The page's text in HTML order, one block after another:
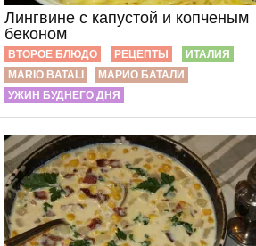
Лингвине с капустой и копченым
беконом
ВТОРОЕ БЛЮДО РЕЦЕПТЫ
ИТАЛИЯ
MARIO BATALI
МАРИО БАТАЛИ
УЖИН БУДНЕГО ДНЯ